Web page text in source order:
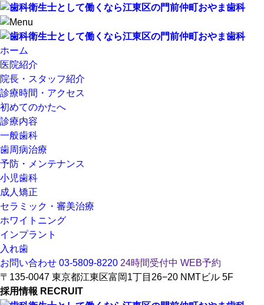
ホーム
医院紹介
院長・スタッフ紹介
診療時間・アクセス
初めてのかたへ
診療内容
一般歯科
歯周病治療
予防・メンテナンス
小児歯科
成人矯正
セラミック・審美治療
ホワイトニング
インプラント
入れ歯
お問い合わせ 03-5809-8220 24時間受付中 WEB予約
〒135-0047 東京都江東区富岡1丁目26−20 NMTビル 5F
採用情報 RECRUIT